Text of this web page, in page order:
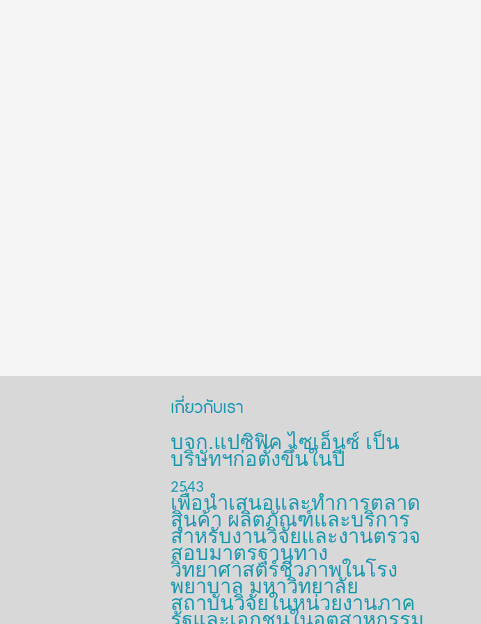
เกี่ยวกับเรา
บจก.แปซิฟิค ไซเอ็นซ์ เป็น
บริษัทฯก่อตั้งขึ้นในปี
2543
เพื่อนำเสนอและทำการตลาด
สินค้า ผลิตภัณฑ์และบริการ
สำหรับงานวิจัยและงานตรวจ
สอบมาตรฐานทาง
วิทยาศาสตร์ชีวภาพในโรง
พยาบาล มหาวิทยาลัย
สถาบันวิจัยในหน่วยงานภาค